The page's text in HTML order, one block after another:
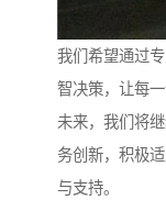
我们希望通过
智决策，让每
未来，我们将
务创新，积极
与支持。